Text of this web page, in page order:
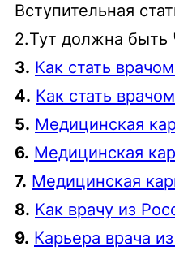
Вступительная
2.Тут должна быть
3. Как стать
4. Как стать
5. Медицинская
6. Медицинская
7. Медицинская
8. Как врачу из
9. Карьера врача